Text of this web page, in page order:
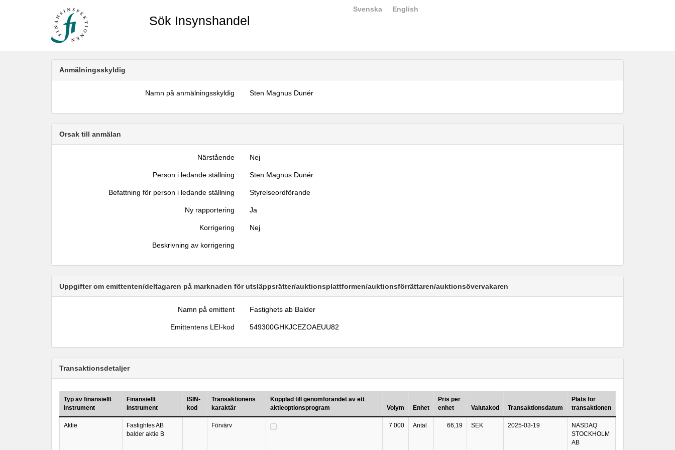
Sök Insynshandel
Svenska English
Anmälningsskyldig
Namn på anmälningsskyldig Sten Magnus Dunér
Orsak till anmälan
Närstående Nej
Person i ledande ställning Sten Magnus Dunér
Befattning för person i ledande ställning Styrelseordförande
Ny rapportering Ja
Korrigering Nej
Beskrivning av korrigering
Uppgifter om emittenten/deltagaren på marknaden för utsläppsrätter/auktionsplattformen/auktionsförrättaren/auktionsövervakaren
Namn på emittent Fastighets ab Balder
Emittentens LEI-kod 549300GHKJCEZOAEUU82
Transaktionsdetaljer
Typ av finansiellt
instrument
Finansiellt
instrument
ISIN-
kod
Transaktionens
karaktär
Kopplad till genomförandet av ett
aktieoptionsprogram
Volym Enhet
Pris per
enhet
Valutakod Transaktionsdatum
Plats för
transaktionen
Aktie
Fastightes AB
balder aktie B
Förvärv 7 000 Antal 66,19 SEK 2025-03-19
NASDAQ
STOCKHOLM
AB